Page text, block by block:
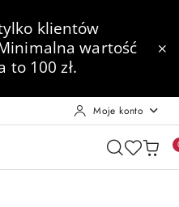
klientów
wartość
to 100 zł.
Moje konto